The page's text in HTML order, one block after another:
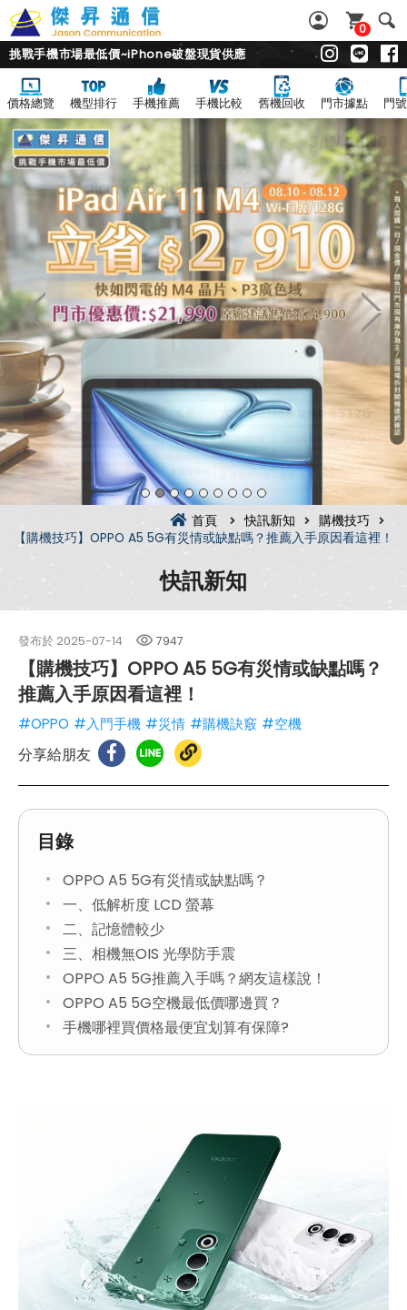
0
挑戰手機市場最低價~iPhone破盤現貨供應
價格總覽 機型排行 手機推薦 手機比較 舊機回收 門市據點 門
首頁 快訊新知
購機技巧
【購機技巧】OPPO A5 5G有災情或缺點嗎？推薦入手原因看這裡！
快訊新知
發布於 2025-07-14 7947
【購機技巧】OPPO A5 5G有災情或缺點嗎？
推薦入手原因看這裡！
#OPPO #入門手機 #災情 #購機訣竅 #空機
分享給朋友
目錄
OPPO A5 5G有災情或缺點嗎？
一、低解析度 LCD 螢幕
二、記憶體較少
三、相機無OIS 光學防手震
OPPO A5 5G推薦入手嗎？網友這樣說！
OPPO A5 5G空機最低價哪邊買？
手機哪裡買價格最便宜划算有保障?